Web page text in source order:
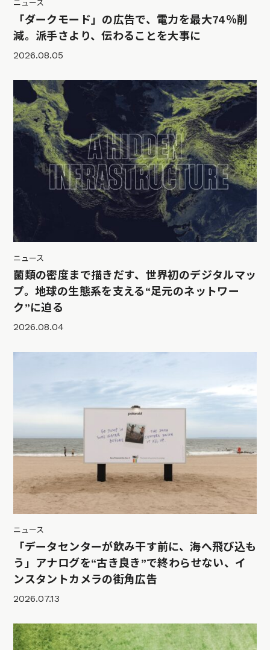
ニュース
「ダークモード」の広告で、電力を最大74％削
減。派手さより、伝わることを大事に
2026.08.05
ニュース
菌類の密度まで描きだす、世界初のデジタルマッ
プ。地球の生態系を支える“足元のネットワー
ク”に迫る
2026.08.04
ニュース
「データセンターが飲み干す前に、海へ飛び込も
う」アナログを“古き良き”で終わらせない、イ
ンスタントカメラの街角広告
2026.07.13